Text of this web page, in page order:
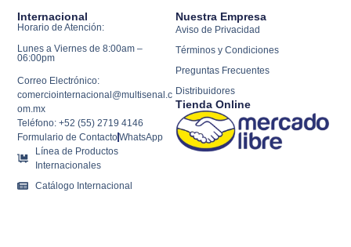
Nuestra Empresa
Aviso de Privacidad
Términos y Condiciones
Preguntas Frecuentes
Distribuidores
Tienda Online
Internacional
Horario de Atención:
Lunes a Viernes de 8:00am –
06:00pm
Correo Electrónico:
comerciointernacional@multisenal.c
om.mx
Teléfono: +52 (55) 2719 4146
Formulario de ContactoWhatsApp
Línea de Productos
Internacionales
Catálogo Internacional